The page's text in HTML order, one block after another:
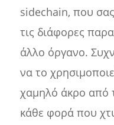
sidechain, που σας
τις διάφορες
άλλο όργανο.
να το
χαμηλό άκρο από
κάθε φορά που